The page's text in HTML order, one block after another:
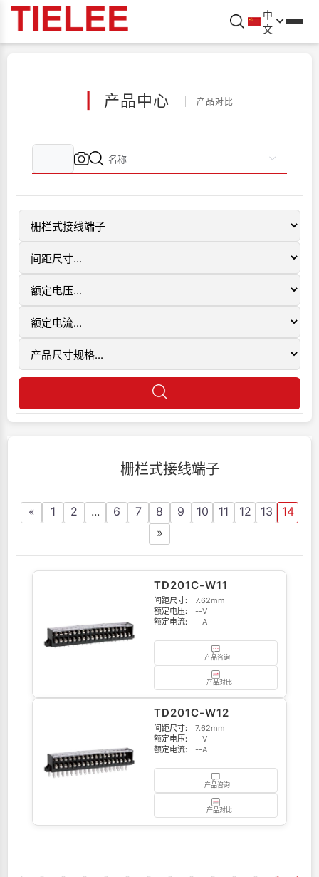
中
文
产品中心 产品对比
栅栏式接线端子
« 1 2 ... 6 7 8 9 10 11 12 13
14
»
TD201C-W11
间距尺寸:
7.62mm
额定电压:
--V
额定电流:
--A
产品咨询
产品对比
TD201C-W12
间距尺寸:
7.62mm
额定电压:
--V
额定电流:
--A
产品咨询
产品对比